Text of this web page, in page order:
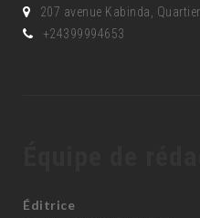
207 avenue Kabinda,
+24399994653
Éditrice